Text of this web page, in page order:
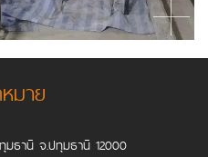
มาย
มธานี จ.ปทุมธานี 12000